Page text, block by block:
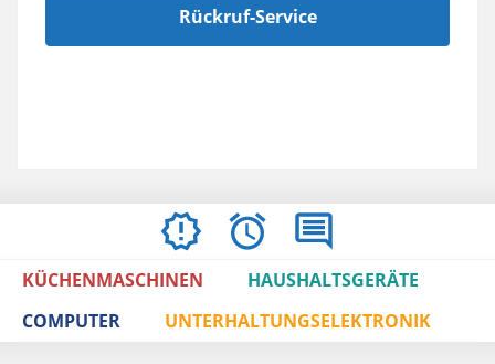
Rückruf-Service
ÖFFNUNGSZEITEN
BEWERTUNGEN
IMPRESSUM
AGBS
KÜCHENMASCHINEN
HAUSHALTSGERÄTE
COMPUTER
UNTERHALTUNGSELEKTRONIK